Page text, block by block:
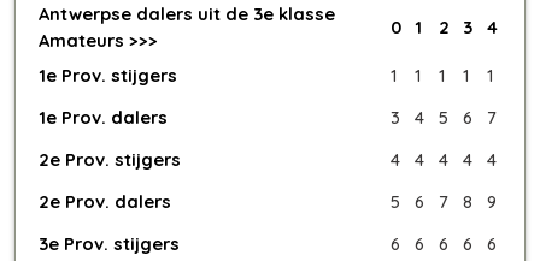
Antwerpse dalers uit de 3e klasse
Amateurs >>>
0 1 2 3 4
1e Prov. stijgers 1 1 1 1
1
1e Prov. dalers
3 4 5 6
7
2e Prov. stijgers
4 4 4 4
4
2e Prov. dalers
5 6 7 8
9
3e Prov. stijgers
6 6 6 6
6